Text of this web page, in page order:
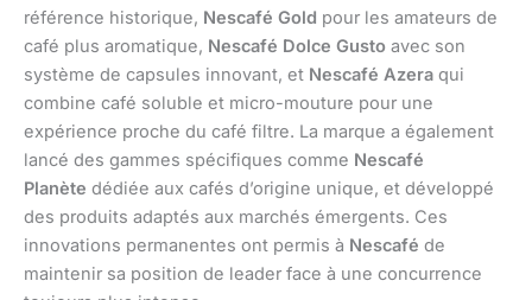
référence historique, Nescafé Gold pour les amateurs de
café plus aromatique, Nescafé Dolce Gusto avec son
système de capsules innovant, et Nescafé Azera qui
combine café soluble et micro-mouture pour une
expérience proche du café filtre. La marque a également
lancé des gammes spécifiques comme Nescafé
Planète dédiée aux cafés d’origine unique, et développé
des produits adaptés aux marchés émergents. Ces
innovations permanentes ont permis à Nescafé de
maintenir sa position de leader face à une concurrence